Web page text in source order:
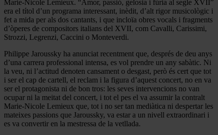
Marie-Nicole Lemieux. “Amor, passió, gelosia i fúria al segle XVII”
era el títol d’un programa interessant, inèdit, d’alt rigor musicològic i
fet a mida per als dos cantants, i que incloïa obres vocals i fragments
d’òperes de compositors italians del XVII, com Cavalli, Carissimi,
Strozzi, Legrenzi, Caccini o Monteverdi.
Philippe Jaroussky ha anunciat recentment que, després de deu anys
d’una carrera professional intensa, es vol prendre un any sabàtic. Ni
la veu, ni l’actitud denoten cansament o desgast, però és cert que tot
i ser el cap de cartell, el reclam i la figura d’aquest concert, no en va
ser el protagonista ni de bon tros: les seves intervencions no van
ocupar ni la meitat del concert, i tot el pes el va assumir la contralt
Marie-Nicole Lemieux que, tot i no ser tan mediàtica ni despertar les
mateixes passions que Jaroussky, va estar a un nivell extraordinari i
es va convertir en la mestressa de la vetllada.